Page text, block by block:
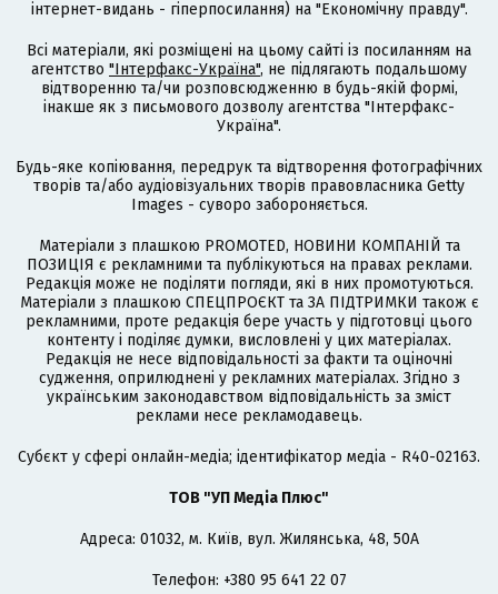
інтернет-видань - гіперпосилання) на "Економічну правду".
Всі матеріали, які розміщені на цьому сайті із посиланням на
агентство "Інтерфакс-Україна", не підлягають подальшому
відтворенню та/чи розповсюдженню в будь-якій формі,
інакше як з письмового дозволу агентства "Інтерфакс-
Україна".
Будь-яке копіювання, передрук та відтворення фотографічних
творів та/або аудіовізуальних творів правовласника Getty
Images - суворо забороняється.
Матеріали з плашкою PROMOTED, НОВИНИ КОМПАНІЙ та
ПОЗИЦІЯ є рекламними та публікуються на правах реклами.
Редакція може не поділяти погляди, які в них промотуються.
Матеріали з плашкою СПЕЦПРОЄКТ та ЗА ПІДТРИМКИ також є
рекламними, проте редакція бере участь у підготовці цього
контенту і поділяє думки, висловлені у цих матеріалах.
Редакція не несе відповідальності за факти та оціночні
судження, оприлюднені у рекламних матеріалах. Згідно з
українським законодавством відповідальність за зміст
реклами несе рекламодавець.
Cубєкт у сфері онлайн-медіа; ідентифікатор медіа - R40-02163.
ТОВ "УП Медіа Плюс"
Адреса: 01032, м. Київ, вул. Жилянська, 48, 50А
Телефон: +380 95 641 22 07